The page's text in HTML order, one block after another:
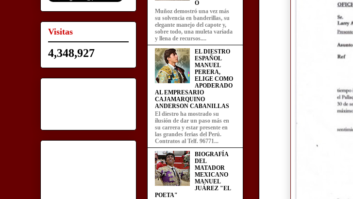
Visitas
4,348,927
O
Muñoz demostró una vez más
su solvencia en banderillas, su
elegante manejo del capote y,
sobre todo, una muleta variada
y llena de recursos....
EL DIESTRO
ESPAÑOL
MANUEL
PERERA,
ELIGE COMO
APODERADO
AL EMPRESARIO
CAJAMARQUINO
ANDERSON CABANILLAS
El diestro ha mostrado su
ilusión de dar un paso más en
su carrera y estar presente en
las grandes ferias del Perú.
Contratos al Telf. 96771...
BIOGRAFÍA
DEL
MATADOR
MEXICANO
MANUEL
JUÁREZ "EL
POETA"